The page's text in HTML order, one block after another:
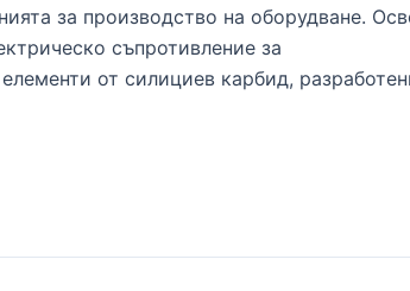
за производство на оборудване.
съпротивление за
от силициев карбид,